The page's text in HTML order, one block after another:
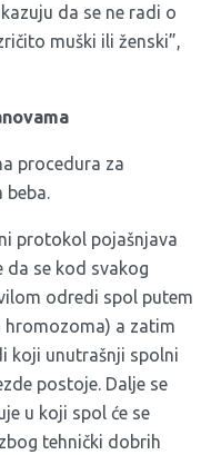
da se ne radi o
muški ili ženski”,
procedura za
beba.
protokol pojašnjava
da se kod svakog
odredi spol putem
hromozoma) a zatim
koji unutrašnji spolni
postoje. Dalje se
u koji spol će se
tehnički dobrih